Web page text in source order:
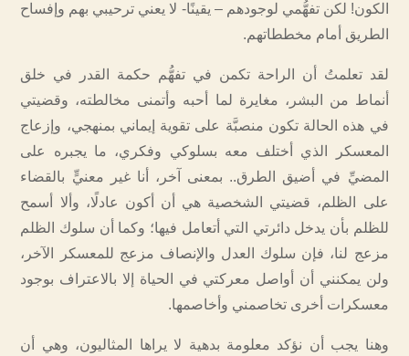
الكون! لكن تفهُّمي لوجودهم – يقينًا- لا يعني ترحيبي بهم وإفساح
الطريق أمام مخططاتهم.
لقد تعلمتُ أن الراحة تكمن في تفهُّم حكمة القدر في خلق
أنماط من البشر، مغايرة لما أحبه وأتمنى مخالطته، وقضيتي
في هذه الحالة تكون منصبَّة على تقوية إيماني بمنهجي، وإزعاج
المعسكر الذي أختلف معه بسلوكي وفكري، ما يجبره على
المضيِّ في أضيق الطرق.. بمعنى آخر، أنا غير معنيٍّ بالقضاء
على الظلم، قضيتي الشخصية هي أن أكون عادلًا، وألا أسمح
للظلم بأن يدخل دائرتي التي أتعامل فيها؛ وكما أن سلوك الظلم
مزعج لنا، فإن سلوك العدل والإنصاف مزعج للمعسكر الآخر،
ولن يمكنني أن أواصل معركتي في الحياة إلا بالاعتراف بوجود
معسكرات أخرى تخاصمني وأخاصمها.
وهنا يجب أن نؤكد معلومة بدهية لا يراها المثاليون، وهي أن